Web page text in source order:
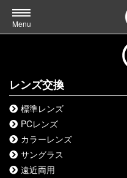
Menu
レンズ交換
標準レンズ
PCレンズ
カラーレンズ
サングラス
遠近両用